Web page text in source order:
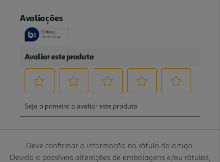
Deve confirmar a informação no rótulo do artigo.
Devido a possíveis alterações de embalagens e/ou rótulos,